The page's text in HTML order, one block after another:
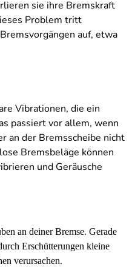
sie ihre Bremskraft
Problem tritt
auf, etwa
Vibrationen, die ein
passiert vor allem, wenn
an der Bremsscheibe nicht
Bremsbeläge können
und Geräusche
an deiner Bremse. Gerade
Erschütterungen kleine
verursachen.